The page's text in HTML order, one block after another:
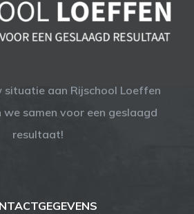
situatie aan Rijschool Loeffen
samen voor een geslaagd
resultaat!